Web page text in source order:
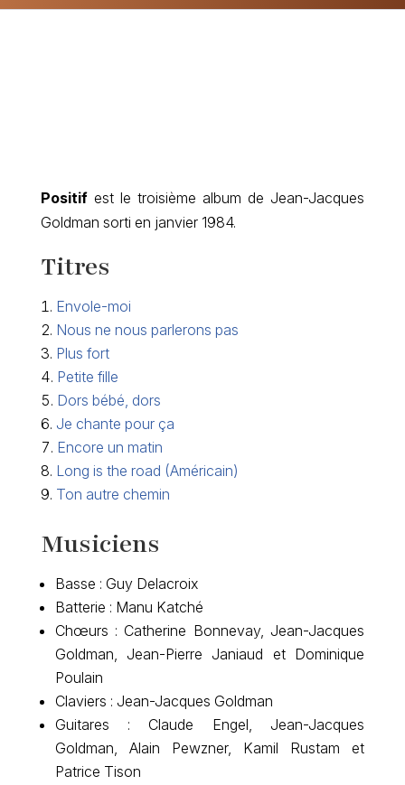
Positif est le troisième album de Jean-Jacques
Goldman sorti en janvier 1984.
Titres
Envole-moi
Nous ne nous parlerons pas
Plus fort
Petite fille
Dors bébé, dors
Je chante pour ça
Encore un matin
Long is the road (Américain)
Ton autre chemin
Musiciens
Basse : Guy Delacroix
Batterie : Manu Katché
Chœurs : Catherine Bonnevay, Jean-Jacques
Goldman, Jean-Pierre Janiaud et Dominique
Poulain
Claviers : Jean-Jacques Goldman
Guitares : Claude Engel, Jean-Jacques
Goldman, Alain Pewzner, Kamil Rustam et
Patrice Tison